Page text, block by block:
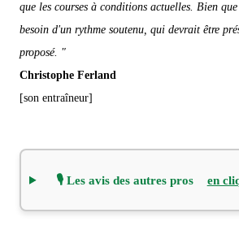
que les courses à conditions actuelles. Bien
besoin d'un rythme soutenu, qui devrait être
proposé. "
Christophe Ferland
[son entraîneur]
🎙️ Les avis des autres pros en